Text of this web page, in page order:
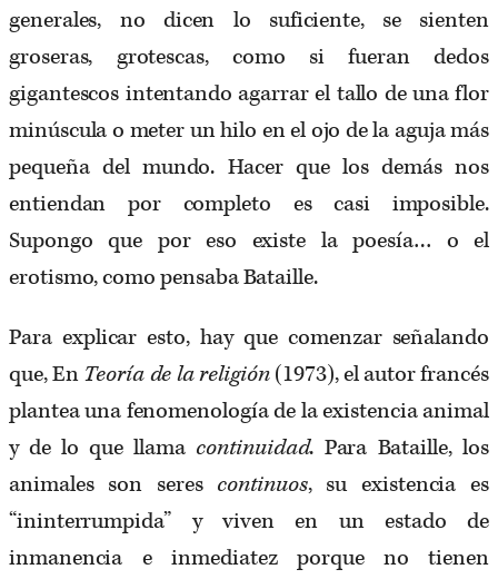
generales, no dicen lo suficiente, se sienten
groseras, grotescas, como si fueran dedos
gigantescos intentando agarrar el tallo de una flor
minúscula o meter un hilo en el ojo de la aguja más
pequeña del mundo. Hacer que los demás nos
entiendan por completo es casi imposible.
Supongo que por eso existe la poesía… o el
erotismo, como pensaba Bataille.
Para explicar esto, hay que comenzar señalando
que, EnTeoría de la religión(1973), el autor francés
plantea una fenomenología de la existencia animal
y de lo que llama continuidad. Para Bataille, los
animales son seres continuos, su existencia es
“ininterrumpida” y viven en un estado de
inmanencia e inmediatez porque no tienen